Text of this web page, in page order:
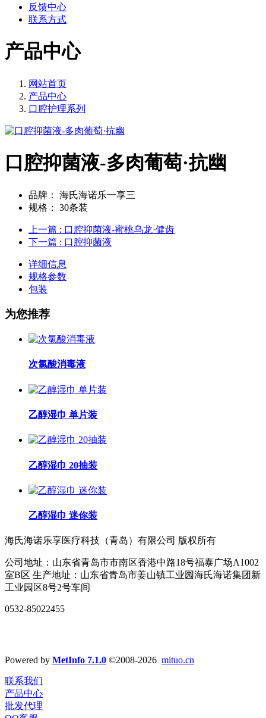
反馈中心
联系方式
产品中心
网站首页
产品中心
口腔护理系列
口腔抑菌液-多肉葡萄·抗幽
品牌：
海氏海诺乐一享三
规格：
30条装
上一篇 : 口腔抑菌液-蜜桃乌龙·健齿
下一篇 : 口腔抑菌液
详细信息
规格参数
包装
为您推荐
次氯酸消毒液
乙醇湿巾 单片装
乙醇湿巾 20抽装
乙醇湿巾 迷你装
海氏海诺乐享医疗科技（青岛）有限公司 版权所有
公司地址：山东省青岛市市南区香港中路18号福泰广场A1002
室B区 生产地址：山东省青岛市姜山镇工业园海氏海诺集团新
工业园区8号2号车间
0532-85022455
Powered by MetInfo 7.1.0 ©2008-2026 mituo.cn
联系我们
产品中心
批发代理